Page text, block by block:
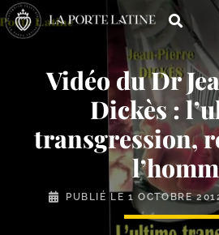
Vidéo du Dr
Dickès :
transgression,
PUBLIÉ LE1 OCTOBRE